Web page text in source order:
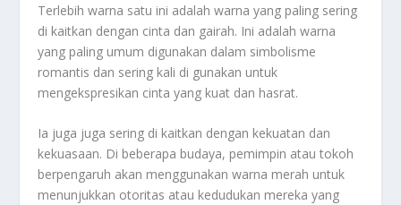
Terlebih warna satu ini adalah warna yang paling sering
di kaitkan dengan cinta dan gairah. Ini adalah warna
yang paling umum digunakan dalam simbolisme
romantis dan sering kali di gunakan untuk
mengekspresikan cinta yang kuat dan hasrat.
Ia juga juga sering di kaitkan dengan kekuatan dan
kekuasaan. Di beberapa budaya, pemimpin atau tokoh
berpengaruh akan menggunakan warna merah untuk
menunjukkan otoritas atau kedudukan mereka yang